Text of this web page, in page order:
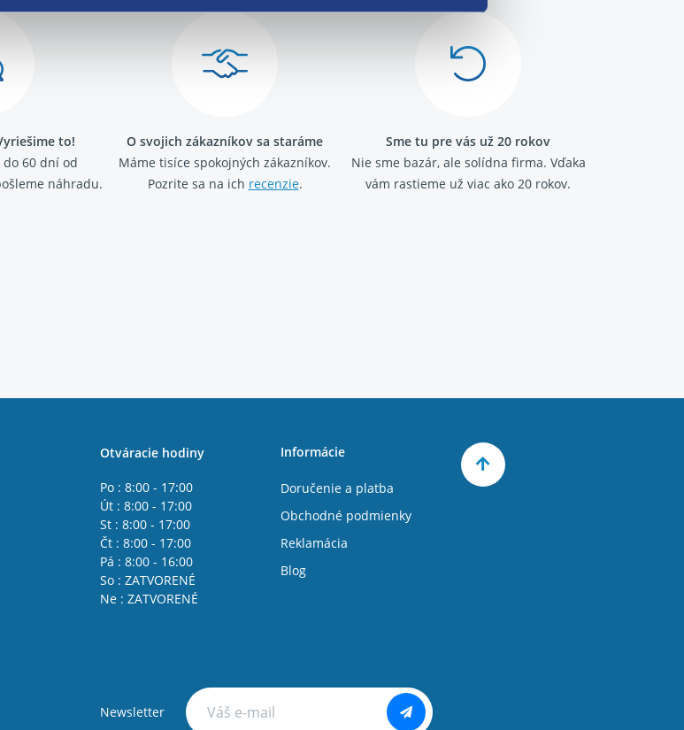
to!
60 dní od
náhradu.
O svojich zákazníkov sa staráme
Máme tisíce spokojných zákazníkov.
Pozrite sa na ich recenzie.
Sme tu pre vás už 20 rokov
Nie sme bazár, ale solídna firma. Vďaka
vám rastieme už viac ako 20 rokov.
Otváracie hodiny
Po : 8:00 - 17:00
Út : 8:00 - 17:00
St : 8:00 - 17:00
Čt : 8:00 - 17:00
Pá : 8:00 - 16:00
So : ZATVORENÉ
Ne : ZATVORENÉ
Informácie
Doručenie a platba
Obchodné podmienky
Reklamácia
Blog
Newsletter